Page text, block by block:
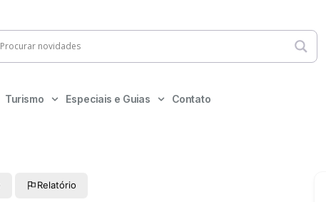
Turismo Especiais e Guias Contato
Relatório